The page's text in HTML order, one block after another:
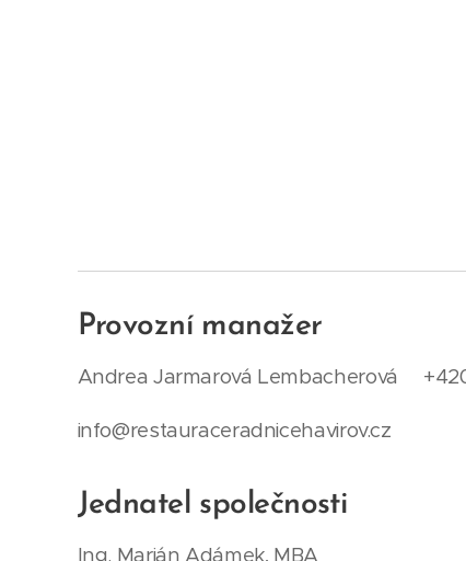
Provozní manažer
Andrea Jarmarová Lembacherová
info@restauraceradnicehavirov.cz
Jednatel společnosti
Ing. Marián Adámek, MBA